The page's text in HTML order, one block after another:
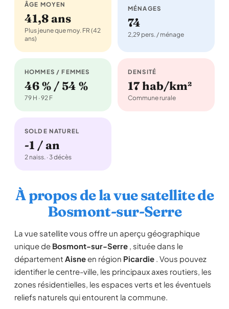
ÂGE MOYEN
41,8 ans
Plus jeune que moy. FR (42
ans)
MÉNAGES
74
2,29 pers. / ménage
HOMMES / FEMMES
46 % / 54 %
79 H · 92 F
DENSITÉ
17 hab/km²
Commune rurale
SOLDE NATUREL
-1 / an
2 naiss. · 3 décès
À propos de la vue satellite de
Bosmont-sur-Serre
La vue satellite vous offre un aperçu géographique
unique de Bosmont-sur-Serre , située dans le
département Aisneen région Picardie . Vous pouvez
identifier le centre-ville, les principaux axes routiers, les
zones résidentielles, les espaces verts et les éventuels
reliefs naturels qui entourent la commune.